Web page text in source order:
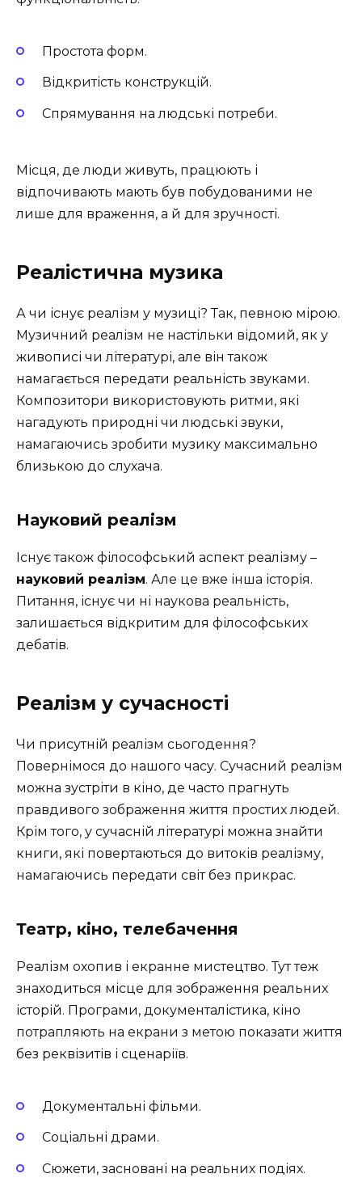
Простота форм.
Відкритість конструкцій.
Спрямування на людські потреби.
Місця, де люди живуть, працюють і
відпочивають мають був побудованими не
лише для враження, а й для зручності.
Реалістична музика
А чи існує реалізм у музиці? Так, певною мірою.
Музичний реалізм не настільки відомий, як у
живописі чи літературі, але він також
намагається передати реальність звуками.
Композитори використовують ритми, які
нагадують природні чи людські звуки,
намагаючись зробити музику максимально
близькою до слухача.
Науковий реалізм
Існує також філософський аспект реалізму –
науковий реалізм. Але це вже інша історія.
Питання, існує чи ні наукова реальність,
залишається відкритим для філософських
дебатів.
Реалізм у сучасності
Чи присутній реалізм сьогодення?
Повернімося до нашого часу. Сучасний реалізм
можна зустріти в кіно, де часто прагнуть
правдивого зображення життя простих людей.
Крім того, у сучасній літературі можна знайти
книги, які повертаються до витоків реалізму,
намагаючись передати світ без прикрас.
Театр, кіно, телебачення
Реалізм охопив і екранне мистецтво. Тут теж
знаходиться місце для зображення реальних
історій. Програми, документалістика, кіно
потрапляють на екрани з метою показати життя
без реквізитів і сценаріїв.
Документальні фільми.
Соціальні драми.
Сюжети, засновані на реальних подіях.